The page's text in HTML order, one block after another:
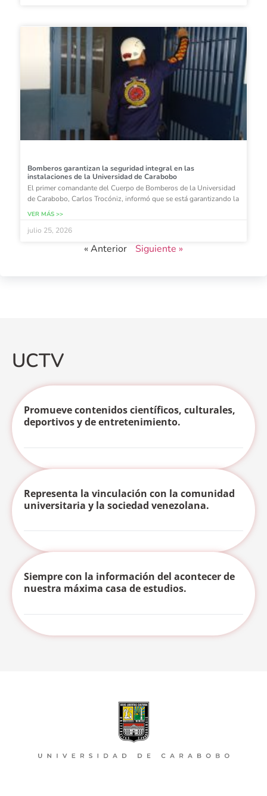
Bomberos garantizan la seguridad integral en las
instalaciones de la Universidad de Carabobo
El primer comandante del Cuerpo de Bomberos de la Universidad
de Carabobo, Carlos Trocóniz, informó que se está garantizando la
VER MÁS >>
julio 25, 2026
« Anterior Siguiente »
UCTV
Promueve contenidos científicos, culturales,
deportivos y de entretenimiento.
Representa la vinculación con la comunidad
universitaria y la sociedad venezolana.
Siempre con la información del acontecer de
nuestra máxima casa de estudios.